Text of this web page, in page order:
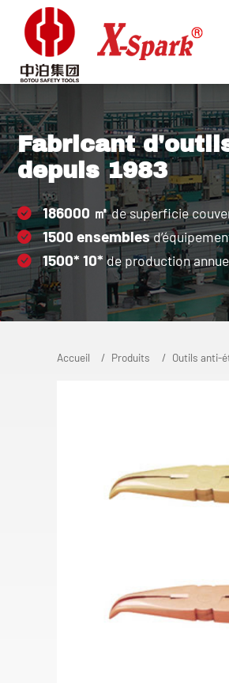
Fabricant
depuis 1983
186000 ㎡de superficie
1500 ensembles
1500* 10* de production
Accueil Produits Outils anti-